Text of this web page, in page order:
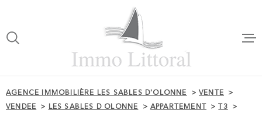
lamenu
contenu
AGENCE IMMOBILIÈRE LES SABLES D'OLONNE
VENTE
VENDEE
LES SABLES D OLONNE APPARTEMENT
T3
VOTRE
RECHERCHE
TYPE
D'OFFRE